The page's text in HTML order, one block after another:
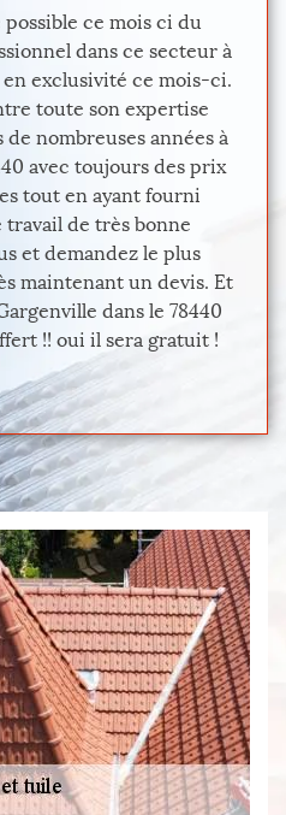
ce mois ci du
dans ce secteur à
exclusivité ce mois-ci.
toute son expertise
nombreuses années à
avec toujours des prix
tout en ayant fourni
de très bonne
et demandez le plus
maintenant un devis. Et
dans le 78440
!! oui il sera gratuit !